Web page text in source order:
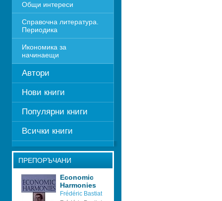
Общи интереси
Справочна литература.
Периодика
Икономика за
начинаещи
Автори
Нови книги
Популярни книги
Всички книги
ПРЕПОРЪЧАНИ
Economic
Harmonies
Frédéric Bastiat